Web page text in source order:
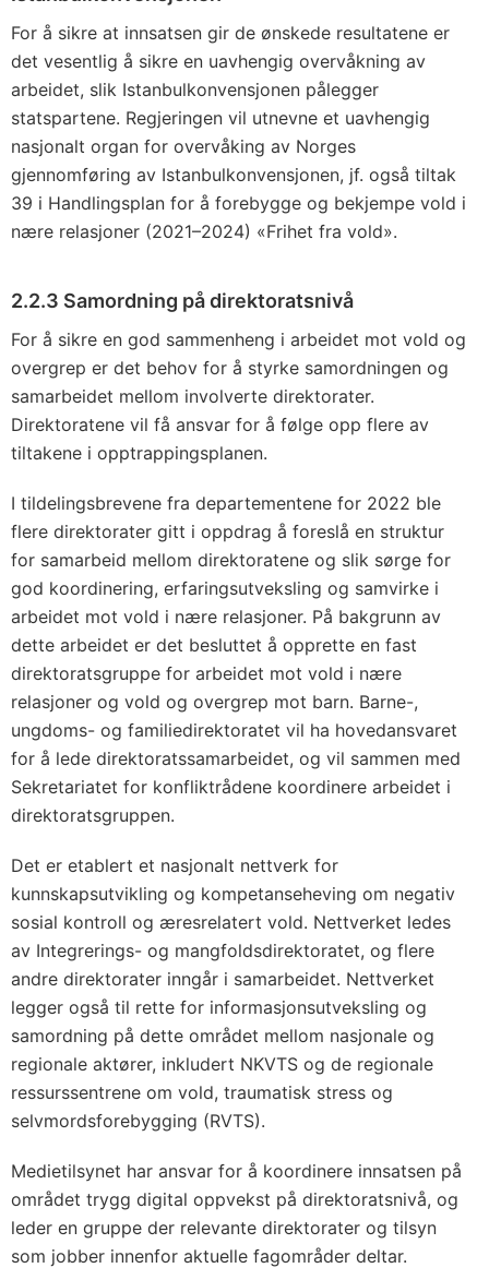
For å sikre at innsatsen gir de ønskede resultatene er
det vesentlig å sikre en uavhengig overvåkning av
arbeidet, slik Istanbulkonvensjonen pålegger
statspartene. Regjeringen vil utnevne et uavhengig
nasjonalt organ for overvåking av Norges
gjennomføring av Istanbulkonvensjonen, jf. også tiltak
39 i Handlingsplan for å forebygge og bekjempe vold i
nære relasjoner (2021–2024) «Frihet fra vold».
2.2.3 Samordning på direktoratsnivå
For å sikre en god sammenheng i arbeidet mot vold og
overgrep er det behov for å styrke samordningen og
samarbeidet mellom involverte direktorater.
Direktoratene vil få ansvar for å følge opp flere av
tiltakene i opptrappingsplanen.
I tildelingsbrevene fra departementene for 2022 ble
flere direktorater gitt i oppdrag å foreslå en struktur
for samarbeid mellom direktoratene og slik sørge for
god koordinering, erfaringsutveksling og samvirke i
arbeidet mot vold i nære relasjoner. På bakgrunn av
dette arbeidet er det besluttet å opprette en fast
direktoratsgruppe for arbeidet mot vold i nære
relasjoner og vold og overgrep mot barn. Barne-,
ungdoms- og familiedirektoratet vil ha hovedansvaret
for å lede direktoratssamarbeidet, og vil sammen med
Sekretariatet for konfliktrådene koordinere arbeidet i
direktoratsgruppen.
Det er etablert et nasjonalt nettverk for
kunnskapsutvikling og kompetanseheving om negativ
sosial kontroll og æresrelatert vold. Nettverket ledes
av Integrerings- og mangfoldsdirektoratet, og flere
andre direktorater inngår i samarbeidet. Nettverket
legger også til rette for informasjonsutveksling og
samordning på dette området mellom nasjonale og
regionale aktører, inkludert NKVTS og de regionale
ressurssentrene om vold, traumatisk stress og
selvmordsforebygging (RVTS).
Medietilsynet har ansvar for å koordinere innsatsen på
området trygg digital oppvekst på direktoratsnivå, og
leder en gruppe der relevante direktorater og tilsyn
som jobber innenfor aktuelle fagområder deltar.